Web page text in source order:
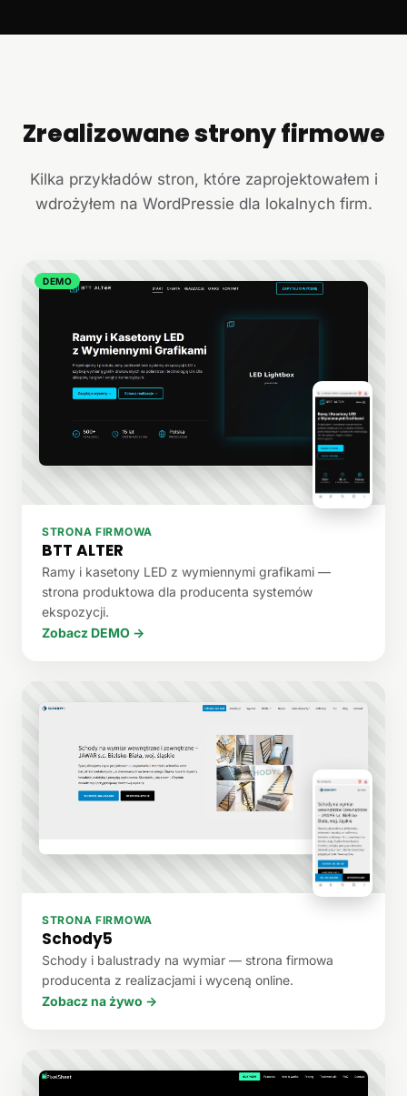
+
Zrealizowane strony firmowe
Kilka przykładów stron, które zaprojektowałem i
wdrożyłem na WordPressie dla lokalnych firm.
DEMO
STRONA FIRMOWA
BTT ALTER
Ramy i kasetony LED z wymiennymi grafikami —
strona produktowa dla producenta systemów
ekspozycji.
Zobacz DEMO →
STRONA FIRMOWA
Schody5
Schody i balustrady na wymiar — strona firmowa
producenta z realizacjami i wyceną online.
Zobacz na żywo →